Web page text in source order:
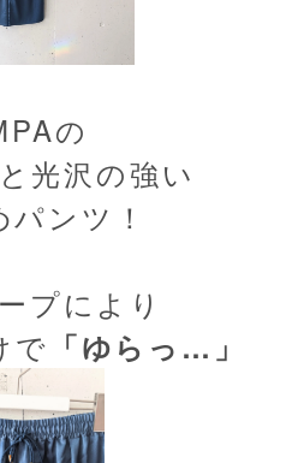
の
光沢の強い
ンツ！
プにより
で 「ゆらっ…」